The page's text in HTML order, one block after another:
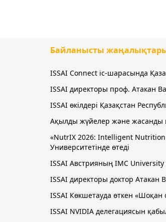
Байланысты
ISSAI Connect іс-шарасында
ISSAI директоры проф. Атакан
ISSAI өкілдері Қазақстан
Ақылды жүйелер және жасанды
«NutrIX 2026: Intelligent Nutrition
Университетінде өтеді
ISSAI Австрияның IMC
ISSAI директоры доктор Атакан
ISSAI Көкшетауда өткен
ISSAI NVIDIA делегациясын